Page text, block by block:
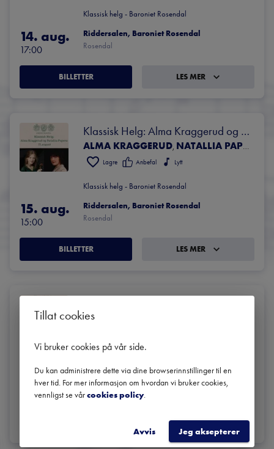
Klassisk helg - Baroniet Rosendal
14. aug.
17:00
Riddersalen, Baroniet Rosendal
Rosendal
BILLETTER LES MER
Klassisk Helg: Alma Kraggerud og
Natallia Popova
ALMA KRAGGERUD, NATALLIA PAPOVA
Lagre Anbefal Lytt
Klassisk helg - Baroniet Rosendal
15. aug.
15:00
Riddersalen, Baroniet Rosendal
Rosendal
BILLETTER LES MER
Jazzverket på Nerhuslåven
LEIF OVE ANDSNES
15. aug.
19:30
Nerhuslåven
Rosendal
LES MER
Tillat cookies
Vi bruker cookies på vår side.
Du kan administrere dette via dine browserinnstillinger til en
hver tid. For mer informasjon om hvordan vi bruker cookies,
vennligst se vårcookies policy.
Avvis Jeg aksepterer